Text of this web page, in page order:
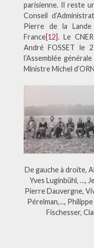
parisienne. Il reste
Conseil
Pierre de la
France[12]. Le
André FOSSET le
l’Assemblée
Ministre Michel
De gauche à droite,
Yves Luginbühl, …,
Pierre Dauvergne,
Pérelman,…,
Fischesser,